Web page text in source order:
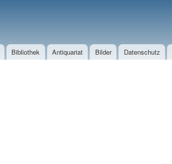
Bibliothek Antiquariat Bilder Datenschutz